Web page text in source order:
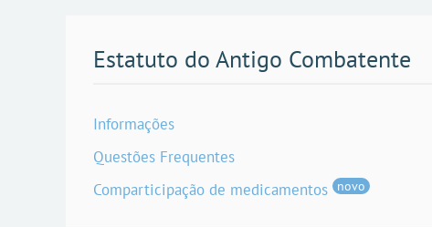
Estatuto do Antigo Combatente
Informações
Questões Frequentes
Comparticipação de medicamentos
novo